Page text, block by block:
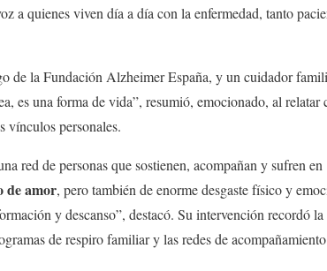
a quienes viven día a día con la enfermedad, tanto
de la Fundación Alzheimer España, y un cuidador
es una forma de vida”, resumió, emocionado, al relatar
vínculos personales.
red de personas que sostienen, acompañan y sufren en
de amor, pero también de enorme desgaste físico y
y descanso”, destacó. Su intervención recordó la
de respiro familiar y las redes de acompañamiento